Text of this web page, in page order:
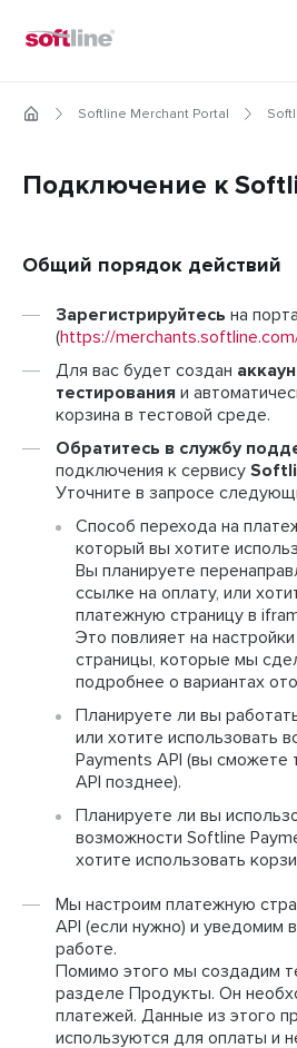
Softline Merchant Portal
Подключение к
Общий порядок действий
Зарегистрируйтесь на
(https://
Для вас будет создан
тестирования и
корзина в тестовой среде.
Обратитесь в службу
подключения к сервису
Уточните в запросе
Способ перехода на
который вы хотите
Вы планируете
ссылке на оплату, или
платежную страницу в
Это повлияет на
страницы, которые мы
подробнее о вариантах
Планируете ли вы
или хотите использовать
Payments API (вы сможете
API позднее).
Планируете ли вы
возможности Softline
хотите использовать
Мы настроим платежную
API (если нужно) и уведомим
работе.
Помимо этого мы создадим
разделе Продукты. Он
платежей. Данные из этого
используются для оплаты и